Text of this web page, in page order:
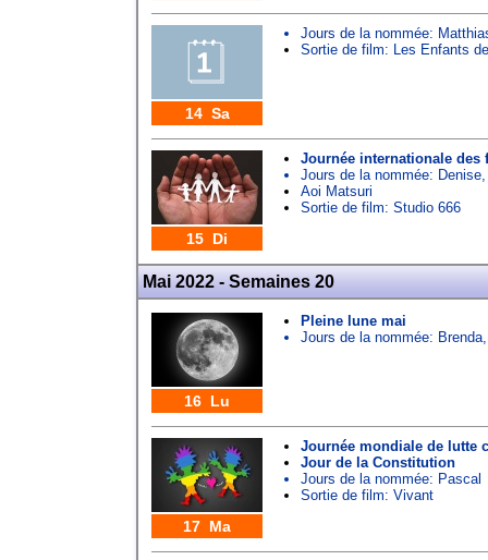
14 Sa
Jours de la nommée:
Sortie de film: Les Enfants
15 Di
Journée internationale des
Jours de la nommée: Denise
Aoi Matsuri
Sortie de film: Studio 666
Mai 2022 - Semaines 20
16 Lu
Pleine lune mai
Jours de la nommée: Brenda
17 Ma
Journée mondiale de lutte
Jour de la Constitution
Jours de la nommée: Pascal
Sortie de film: Vivant